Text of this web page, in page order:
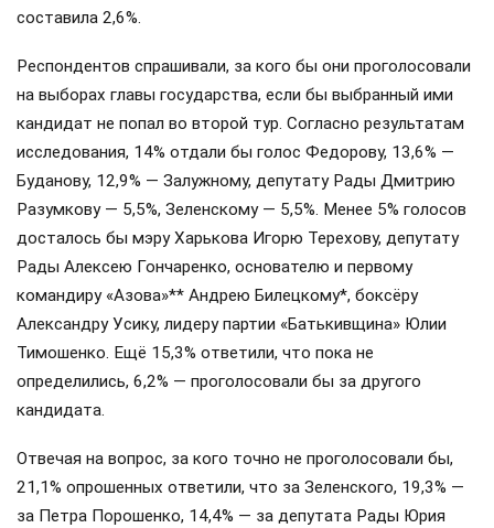
составила 2,6%.
Респондентов спрашивали, за кого бы они проголосовали
на выборах главы государства, если бы выбранный ими
кандидат не попал во второй тур. Согласно результатам
исследования, 14% отдали бы голос Федорову, 13,6% —
Буданову, 12,9% — Залужному, депутату Рады Дмитрию
Разумкову — 5,5%, Зеленскому — 5,5%. Менее 5% голосов
досталось бы мэру Харькова Игорю Терехову, депутату
Рады Алексею Гончаренко, основателю и первому
командиру «Азова»** Андрею Билецкому*, боксёру
Александру Усику, лидеру партии «Батькивщина» Юлии
Тимошенко. Ещё 15,3% ответили, что пока не
определились, 6,2% — проголосовали бы за другого
кандидата.
Отвечая на вопрос, за кого точно не проголосовали бы,
21,1% опрошенных ответили, что за Зеленского, 19,3% —
за Петра Порошенко, 14,4% — за депутата Рады Юрия